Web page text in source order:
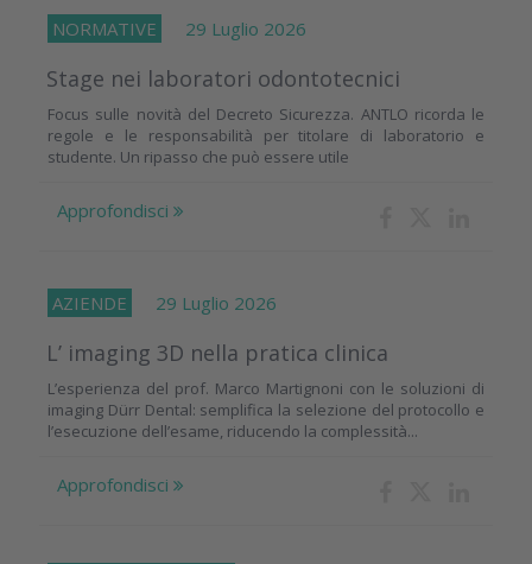
NORMATIVE 29 Luglio 2026
Stage nei laboratori odontotecnici
Focus sulle novità del Decreto Sicurezza. ANTLO ricorda le
regole e le responsabilità per titolare di laboratorio e
studente. Un ripasso che può essere utile
Approfondisci
AZIENDE 29 Luglio 2026
L’ imaging 3D nella pratica clinica
L’esperienza del prof. Marco Martignoni con le soluzioni di
imaging Dürr Dental: semplifica la selezione del protocollo e
l’esecuzione dell’esame, riducendo la complessità...
Approfondisci